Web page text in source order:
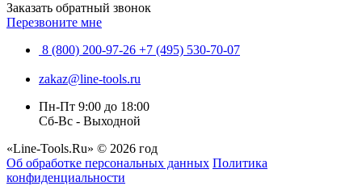
Заказать обратный звонок
Перезвоните мне
8 (800) 200-97-26 +7 (495) 530-70-07
zakaz@line-tools.ru
Пн-Пт 9:00 до 18:00
Сб-Вс - Выходной
«Line-Tools.Ru» © 2026 год
Об обработке персональных данных Политика
конфиденциальности